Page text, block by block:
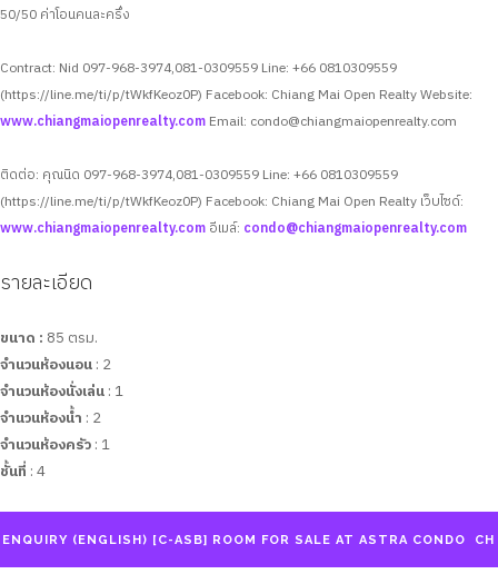
50/50 ค่าโอนคนละครึ่ง
Contract: Nid 097-968-3974,081-0309559 Line: +66 0810309559
(https://line.me/ti/p/tWkfKeoz0P) Facebook: Chiang Mai Open RealtyWebsite:
www.chiangmaiopenrealty.com Email: condo@chiangmaiopenrealty.com
ติดต่อ: คุณนิด 097-968-3974,081-0309559 Line: +66 0810309559
(https://line.me/ti/p/tWkfKeoz0P) Facebook: Chiang Mai Open Realty เว็บไซด์:
www.chiangmaiopenrealty.com อีเมล์: condo@chiangmaiopenrealty.com
รายละเอียด
ขนาด : 85 ตรม.
จำนวนห้องนอน: 2
จำนวนห้องนั่งเล่น: 1
จำนวนห้องน้ำ : 2
จำนวนห้องครัว: 1
ชั้นที่ : 4